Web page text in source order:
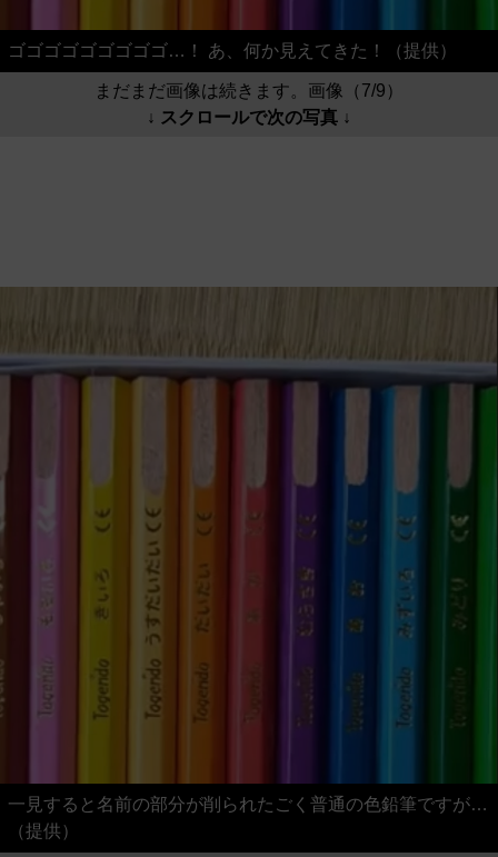
ゴゴゴゴゴゴゴゴゴ…！ あ、何か見えてきた！（提供）
まだまだ画像は続きます。画像（7/9）
↓ スクロールで次の写真 ↓
一見すると名前の部分が削られたごく普通の色鉛筆ですが…
（提供）